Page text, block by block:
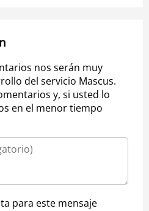
nos serán muy
del servicio Mascus.
y, si usted lo
en el menor tiempo
para este mensaje